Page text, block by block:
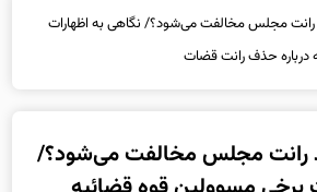
درباره حذف رانت قضات
برخی مسوولین قوه قضائیه